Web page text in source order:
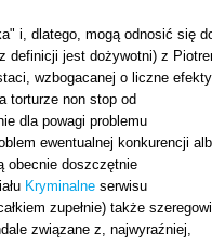
i, dlatego, mogą odnosić się
definicji jest dożywotni) z
wzbogacanej o liczne efekty
torturze non stop od
dla powagi problemu
ewentualnej konkurencji
obecnie doszczętnie
Kryminalne serwisu
zupełnie) także szeregowi
związane z, najwyraźniej,